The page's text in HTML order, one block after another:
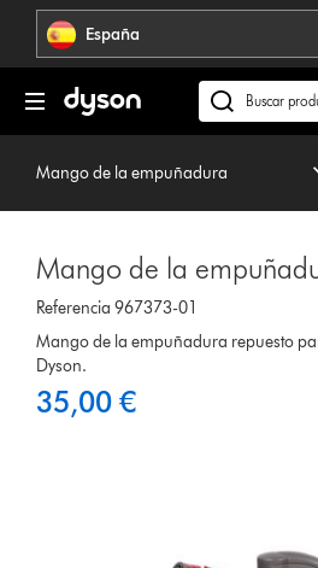
Omitir
navegación España
Buscar
en
dyson.es
Mango de la empuñadura
Mango de la
Referencia 967373-01
Mango de la empuñadura repuesto
Dyson.
35,00 €